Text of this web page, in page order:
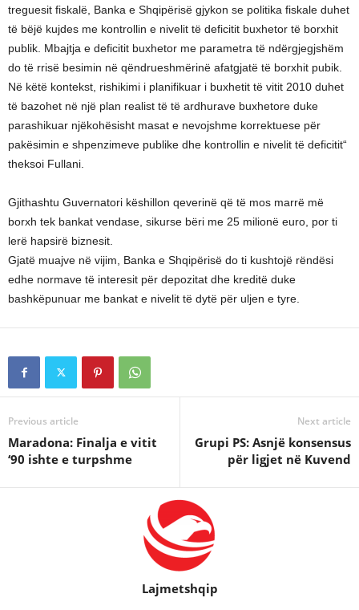
treguesit fiskalë, Banka e Shqipërisë gjykon se politika fiskale duhet
të bëjë kujdes me kontrollin e nivelit të deficitit buxhetor të borxhit
publik. Mbajtja e deficitit buxhetor me parametra të ndërgjegjshëm
do të rrisë besimin në qëndrueshmërinë afatgjatë të borxhit pubik.
Në këtë kontekst, rishikimi i planifikuar i buxhetit të vitit 2010 duhet
të bazohet në një plan realist të të ardhurave buxhetore duke
parashikuar njëkohësisht masat e nevojshme korrektuese për
pakësimin e shpenzimeve publike dhe kontrollin e nivelit të deficitit“
theksoi Fullani.
Gjithashtu Guvernatori këshillon qeverinë që të mos marrë më
borxh tek bankat vendase, sikurse bëri me 25 milionë euro, por ti
lerë hapsirë biznesit.
Gjatë muajve në vijim, Banka e Shqipërisë do ti kushtojë rëndësi
edhe normave të interesit për depozitat dhe kreditë duke
bashkëpunuar me bankat e nivelit të dytë për uljen e tyre.
Previous article
Maradona: Finalja e vitit
‘90 ishte e turpshme
Next article
Grupi PS: Asnjë konsensus
për ligjet në Kuvend
Lajmetshqip